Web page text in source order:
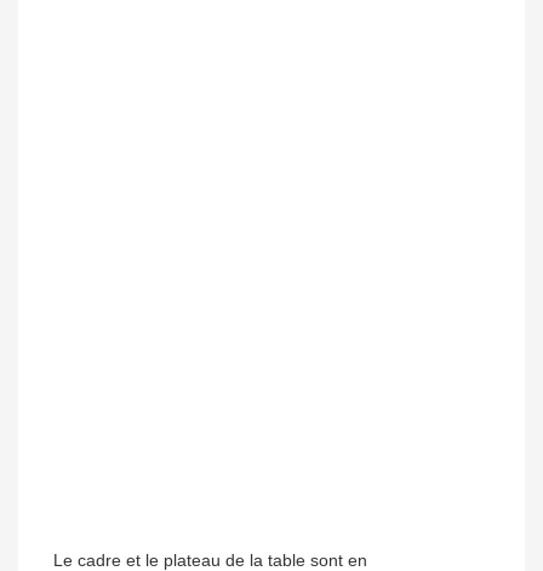
Le cadre et le plateau de la table sont en